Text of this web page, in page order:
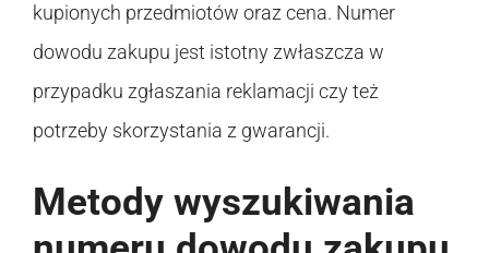
kupionych przedmiotów oraz cena. Numer
dowodu zakupu jest istotny zwłaszcza w
przypadku zgłaszania reklamacji czy też
potrzeby skorzystania z gwarancji.
Metody wyszukiwania